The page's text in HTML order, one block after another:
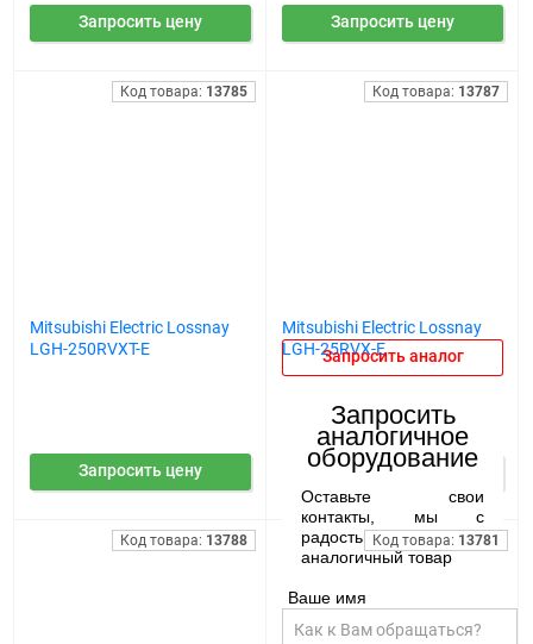
Запросить цену Запросить цену
Код товара: 13785
Mitsubishi Electric Lossnay
LGH-250RVXT-E
Запросить цену
Код товара: 13787
Mitsubishi Electric Lossnay
LGH-25RVX-E
Запросить цену
Код товара: 13788 Код товара: 13781
Запросить аналог
Запросить
аналогичное
оборудование
Оставьте свои
контакты, мы с
радостью подберем
аналогичный товар
Ваше имя